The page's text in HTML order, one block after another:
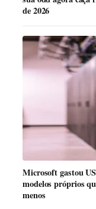
de 2026
Microsoft gastou
modelos próprios
menos